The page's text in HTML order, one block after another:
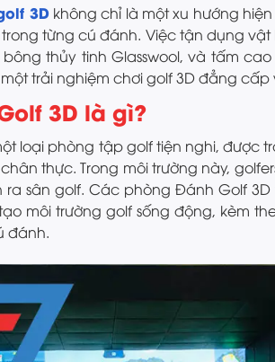
3Dkhông chỉ là một xu hướng
từng cú đánh. Việc tận dụng vật
thủy tinh Glasswool, và tấm
trải nghiệm chơi golf 3D đẳng cấp
3D là gì?
loại phòng tập golf tiện nghi, được
thực. Trong môi trường này,
sân golf. Các phòng Đánh Golf
môi trường golf sống động, kèm
đánh.